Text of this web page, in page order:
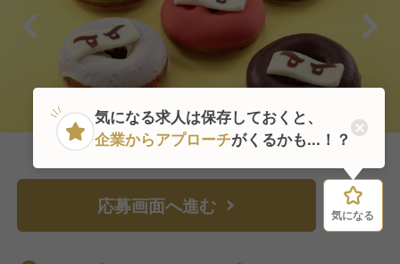
応募画面へ進む 気になる
気になる
気になる求人は保存しておくと、
企業からアプローチがくるかも...！？